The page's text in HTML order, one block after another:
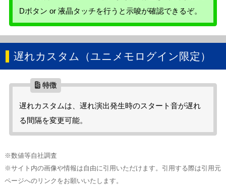
Dボタン or 液晶タッチを行うと示唆が確認できるぞ。
遅れカスタム（ユニメモログイン限定）
遅れカスタムは、遅れ演出発生時のスタート音が遅れ
る間隔を変更可能。
※数値等自社調査
※サイト内の画像や情報は自由に引用いただけます。引用する際は引用元
ページへのリンクをお願いいたします。